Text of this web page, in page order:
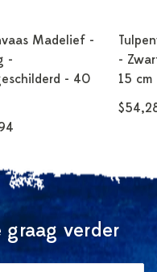
Madelief -
-
- 40
-
15 cm
graag verder